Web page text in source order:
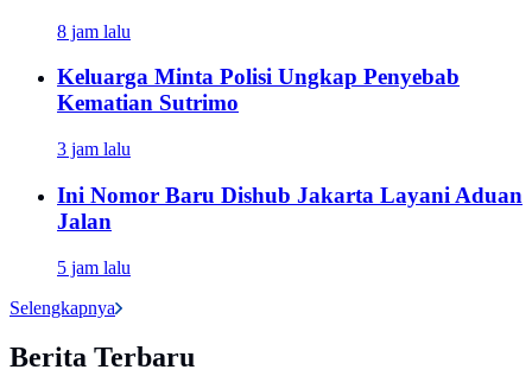
8 jam lalu
Keluarga Minta Polisi Ungkap Penyebab
Kematian Sutrimo
3 jam lalu
Ini Nomor Baru Dishub Jakarta Layani Aduan
Jalan
5 jam lalu
Selengkapnya
Berita Terbaru